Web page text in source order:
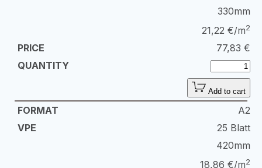
330mm
21,22 €/m2
77,83 €
Add to cart
A2
25 Blatt
420mm
18,86 €/m2